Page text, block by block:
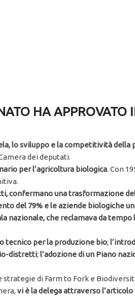
HA APPROVATO
lo sviluppo e la competitività della
dei deputati.
per l’agricoltura biologica. Con
confermano una trasformazione
del 79% e le aziende biologiche
nazionale, che reclamava da tempo
tecnico per la produzione bio;
distretti; l’adozione di un Piano
di Farm to Fork e
vi è la delega attraverso l’articolo